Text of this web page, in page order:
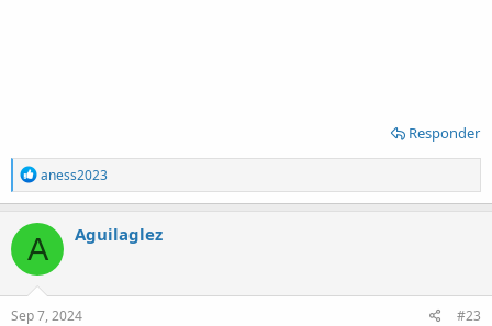
Responder
R
e
a
c
t
o
n
s
aness2023
A Aguilaglez
Sep 7, 2024 #23